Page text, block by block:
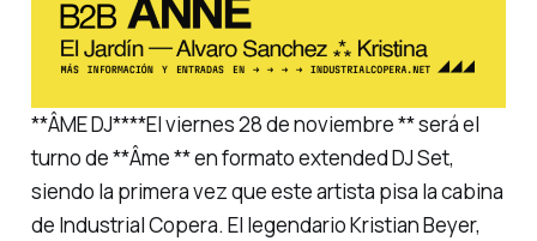
**ÂME DJ****El viernes 28 de noviembre ** será el
turno de **Âme ** en formato extended DJ Set,
siendo la primera vez que este artista pisa la cabina
de Industrial Copera. El legendario Kristian Beyer,